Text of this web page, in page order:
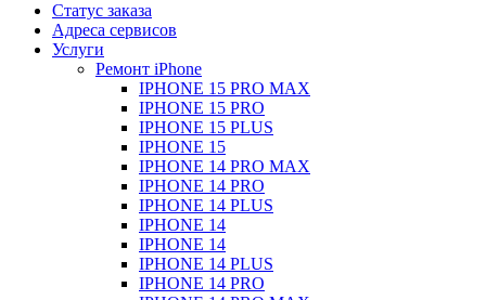
Статус заказа
Адреса сервисов
Услуги
Ремонт iPhone
IPHONE 15 PRO MAX
IPHONE 15 PRO
IPHONE 15 PLUS
IPHONE 15
IPHONE 14 PRO MAX
IPHONE 14 PRO
IPHONE 14 PLUS
IPHONE 14
IPHONE 14
IPHONE 14 PLUS
IPHONE 14 PRO